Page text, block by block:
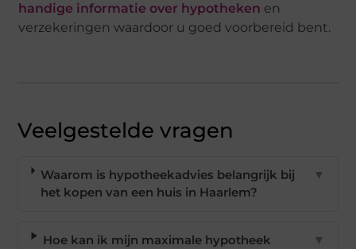
handige informatie over hypotheken en
verzekeringen waardoor u goed voorbereid bent.
Veelgestelde vragen
Waarom is hypotheekadvies belangrijk bij
het kopen van een huis in Haarlem?
▼
Hoe kan ik mijn maximale hypotheek
▼